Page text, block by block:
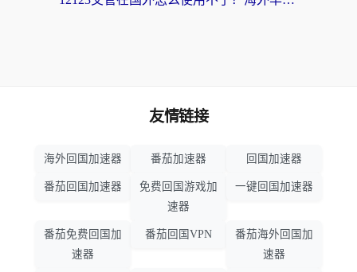
友情链接
海外回国加速器 番茄加速器 回国加速器
番茄回国加速器
免费回国游戏加
速器
一键回国加速器
番茄免费回国加
速器
番茄回国VPN
番茄海外回国加
速器